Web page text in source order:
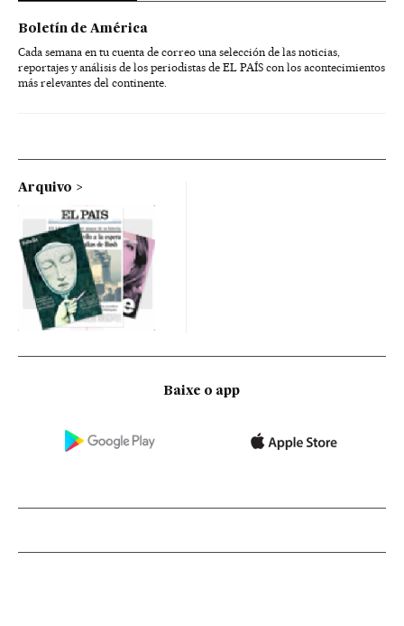
Boletín de América
Cada semana en tu cuenta de correo una selección de las noticias,
reportajes y análisis de los periodistas de EL PAÍS con los acontecimientos
más relevantes del continente.
Arquivo
Baixe o app